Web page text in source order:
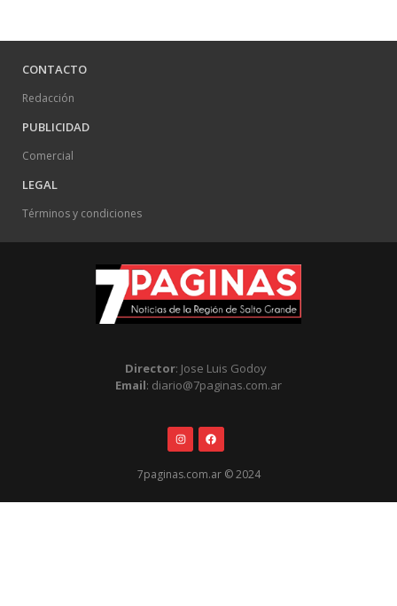
CONTACTO
Redacción
PUBLICIDAD
Comercial
LEGAL
Términos y condiciones
Director: Jose Luis Godoy
Email: diario@7paginas.com.ar
7paginas.com.ar © 2024